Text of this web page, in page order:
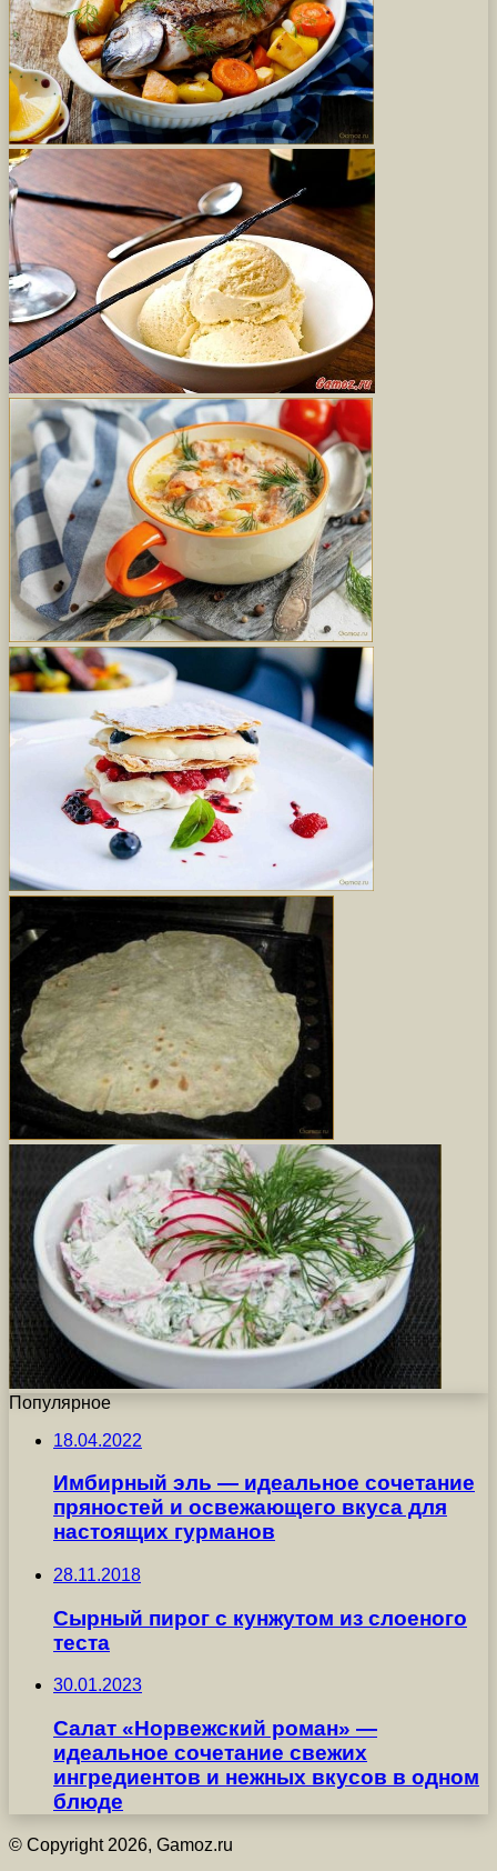
Популярное
18.04.2022
Имбирный эль — идеальное сочетание
пряностей и освежающего вкуса для
настоящих гурманов
28.11.2018
Сырный пирог с кунжутом из слоеного
теста
30.01.2023
Салат «Норвежский роман» —
идеальное сочетание свежих
ингредиентов и нежных вкусов в одном
блюде
© Copyright 2026, Gamoz.ru